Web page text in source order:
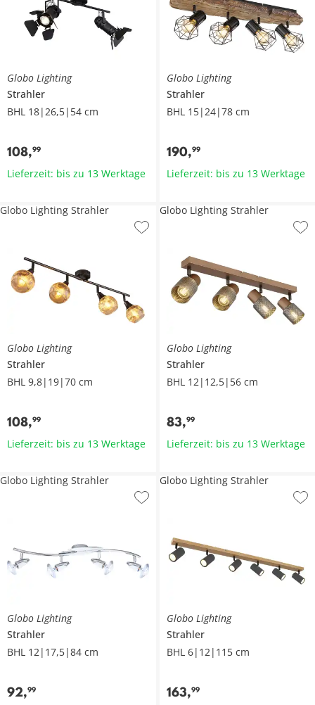
Globo Lighting
Strahler
BHL 18|26,5|54 cm
108,99
Lieferzeit: bis zu 13 Werktage
Globo Lighting
Strahler
BHL 15|24|78 cm
190,99
Lieferzeit: bis zu 13 Werktage
Globo Lighting
Strahler
BHL 9,8|19|70 cm
108,99
Globo Lighting Strahler
Lieferzeit: bis zu 13 Werktage
Globo Lighting
Strahler
BHL 12|12,5|56 cm
83,99
Globo Lighting Strahler
Lieferzeit: bis zu 13 Werktage
Globo Lighting
Strahler
BHL 12|17,5|84 cm
92,99
Globo Lighting Strahler
Globo Lighting
Strahler
BHL 6|12|115 cm
163,99
Globo Lighting Strahler